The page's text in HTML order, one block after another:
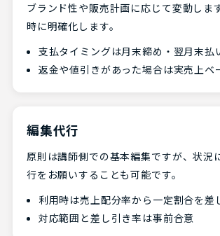
ブランド性や販売計画に応じて変動しま
時に明確化します。
支払タイミングは月末締め・翌月末払
返金や値引きがあった場合は実売上ベ
編集代行
原則は講師側での基本編集ですが、状況
行をお願いすることも可能です。
利用時は売上配分率から一定割合を差
対応範囲と差し引き率は事前合意